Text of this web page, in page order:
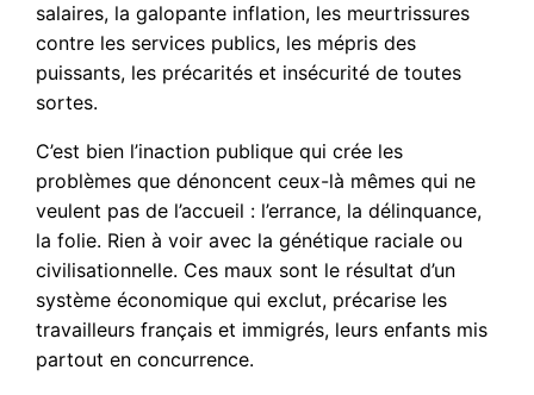
salaires, la galopante inflation, les meurtrissures
contre les services publics, les mépris des
puissants, les précarités et insécurité de toutes
sortes.
C’est bien l’inaction publique qui crée les
problèmes que dénoncent ceux-là mêmes qui ne
veulent pas de l’accueil : l’errance, la délinquance,
la folie. Rien à voir avec la génétique raciale ou
civilisationnelle. Ces maux sont le résultat d’un
système économique qui exclut, précarise les
travailleurs français et immigrés, leurs enfants mis
partout en concurrence.